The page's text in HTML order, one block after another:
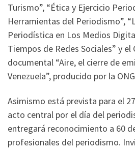
Turismo”, “Ética y Ejercicio
Herramientas del Periodismo”,
Periodística en Los Medios
Tiempos de Redes Sociales” y el
documental “Aire, el cierre de
Venezuela”, producido por la
Asimismo está prevista para el
acto central por el día del
entregará reconocimiento a 60
profesionales del periodismo.